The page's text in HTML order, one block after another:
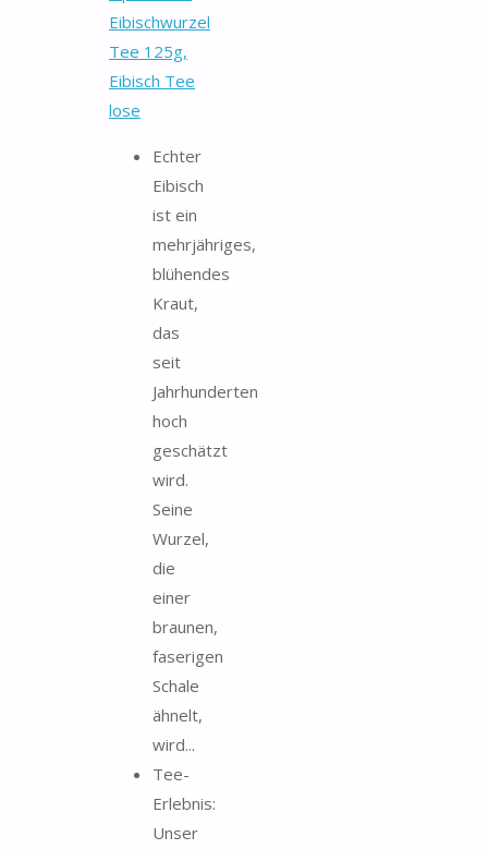
Eibischwurzel
Tee 125g,
Eibisch Tee
lose
Echter
Eibisch
ist ein
mehrjähriges,
blühendes
Kraut,
das
seit
Jahrhunderten
hoch
geschätzt
wird.
Seine
Wurzel,
die
einer
braunen,
faserigen
Schale
ähnelt,
wird...
Tee-
Erlebnis:
Unser